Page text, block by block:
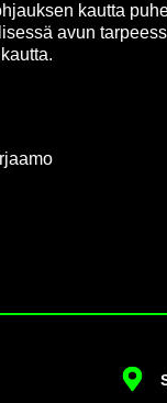
kaut­ta
avun